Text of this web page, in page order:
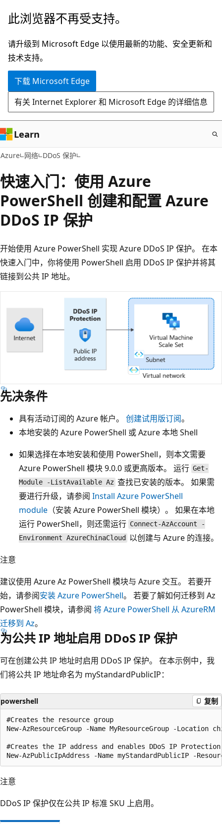
跳
主
要
内
此浏览器不再受支持。
请升级到 Microsoft Edge 以使用最新的功能、安全更新和
技术支持。
下载 Microsoft Edge
有关 Internet Explorer 和 Microsoft Edge 的详细信息
Learn
Azure 网络 DDoS 保护
快速入门：使用 Azure
PowerShell 创建和配置 Azure
DDoS IP 保护
开始使用 Azure PowerShell 实现 Azure DDoS IP 保护。 在本
快速入门中，你将使用 PowerShell 启用 DDoS IP 保护并将其
链接到公共 IP 地址。
先决条件
具有活动订阅的 Azure 帐户。 创建试用版订阅。
本地安装的 Azure PowerShell 或 Azure 本地 Shell
如果选择在本地安装和使用 PowerShell，则本文需要
Azure PowerShell 模块 9.0.0 或更高版本。 运行 Get-
Module -ListAvailable Az 查找已安装的版本。 如果需
要进行升级，请参阅 Install Azure PowerShell
module （安装 Azure PowerShell 模块）。 如果在本地
运行 PowerShell，则还需运行 Connect-AzAccount -
Environment AzureChinaCloud
以创建与 Azure 的连接。
注意
建议使用 Azure Az PowerShell 模块与 Azure 交互。 若要开
始，请参阅安装 Azure PowerShell。 若要了解如何迁移到 Az
PowerShell 模块，请参阅 将 Azure PowerShell 从 AzureRM
迁移到 Az。
为公共 IP 地址启用 DDoS IP 保护
可在创建公共 IP 地址时启用 DDoS IP 保护。 在本示例中，我
们将公共 IP 地址命名为 myStandardPublicIP：
powershell 复制
#Creates the resource group
New-AzResourceGroup -Name MyResourceGroup -Location
#Creates the IP address and enables DDoS IP Protection
注意
DDoS IP 保护仅在公共 IP 标准 SKU 上启用。